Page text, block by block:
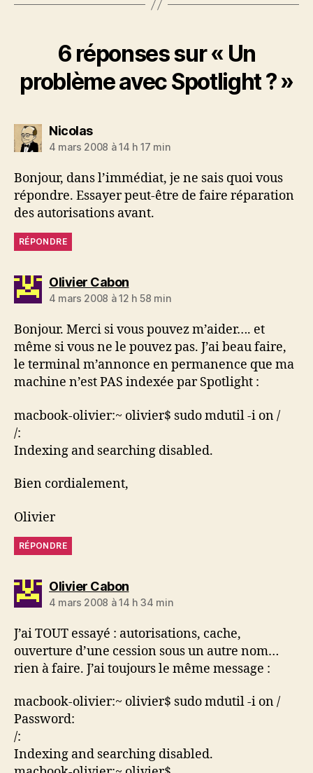
6 réponses sur « Un
problème avec Spotlight ? »
Nicolasdit :
4 mars 2008 à 14 h 17 min
Bonjour, dans l’immédiat, je ne sais quoi vous
répondre. Essayer peut-être de faire réparation
des autorisations avant.
RÉPONDRE
Olivier Cabondit :
4 mars 2008 à 12 h 58 min
Bonjour. Merci si vous pouvez m’aider…. et
même si vous ne le pouvez pas. J’ai beau faire,
le terminal m’annonce en permanence que ma
machine n’est PAS indexée par Spotlight :
macbook-olivier:~ olivier$ sudo mdutil -i on /
/:
Indexing and searching disabled.
Bien cordialement,
Olivier
RÉPONDRE
Olivier Cabondit :
4 mars 2008 à 14 h 34 min
J’ai TOUT essayé : autorisations, cache,
ouverture d’une cession sous un autre nom…
rien à faire. J’ai toujours le même message :
macbook-olivier:~ olivier$ sudo mdutil -i on /
Password:
/:
Indexing and searching disabled.